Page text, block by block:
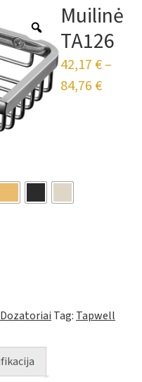
Muilinė
TA126
42,17€–
84,76€
Tag: Tapwell